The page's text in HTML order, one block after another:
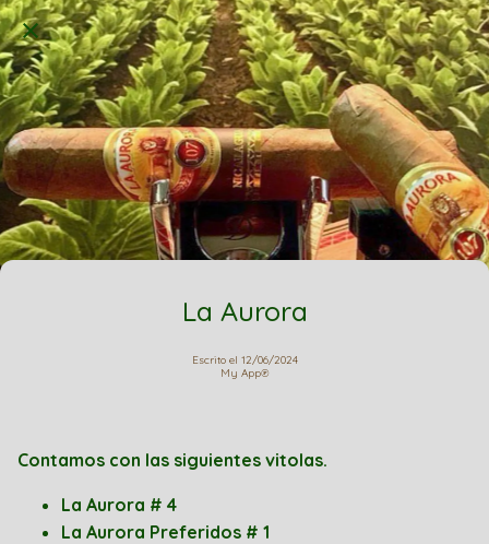
La Aurora
Escrito el 12/06/2024
My App℗
Contamos con las siguientes vitolas.
La Aurora # 4
La Aurora Preferidos # 1